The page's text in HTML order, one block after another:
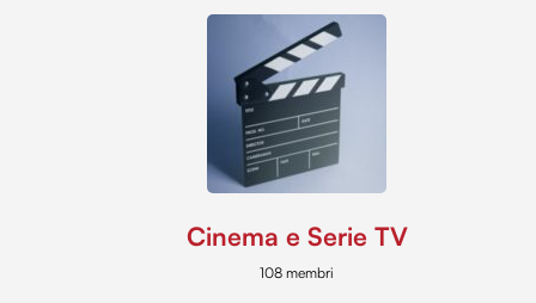
Cinema e Serie TV
108 membri